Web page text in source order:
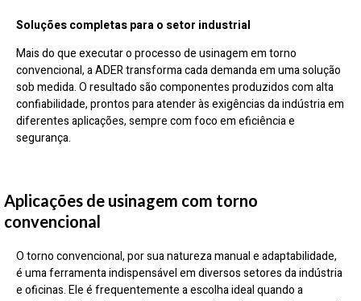
Soluções completas para o setor industrial
Mais do que executar o processo de usinagem em torno
convencional, a ADER transforma cada demanda em uma solução
sob medida. O resultado são componentes produzidos com alta
confiabilidade, prontos para atender às exigências da indústria em
diferentes aplicações, sempre com foco em eficiência e
segurança.
Aplicações de usinagem com torno
convencional
O torno convencional, por sua natureza manual e adaptabilidade,
é uma ferramenta indispensável em diversos setores da indústria
e oficinas. Ele é frequentemente a escolha ideal quando a